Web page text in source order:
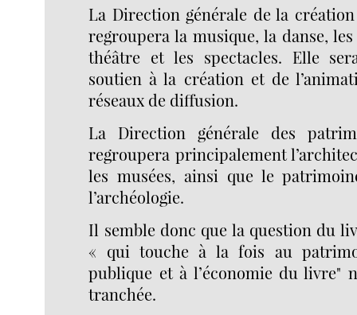
La Direction générale de la
regroupera la musique, la danse,
théâtre et les spectacles. Elle
soutien à la création et de
réseaux de diffusion.
La Direction générale des
regroupera principalement
les musées, ainsi que le
l’archéologie.
Il semble donc que la question du
« qui touche à la fois au
publique et à l’économie du livre"
tranchée.